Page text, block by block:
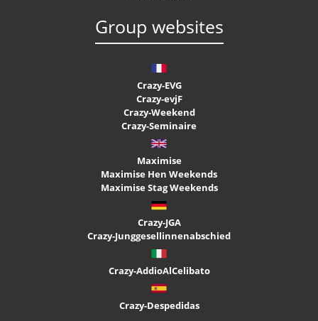
Group websites
Crazy-EVG
Crazy-evjF
Crazy-Weekend
Crazy-Seminaire
Maximise
Maximise Hen Weekends
Maximise Stag Weekends
Crazy-JGA
Crazy-Junggesellinnenabschied
Crazy-AddioAlCelibato
Crazy-Despedidas